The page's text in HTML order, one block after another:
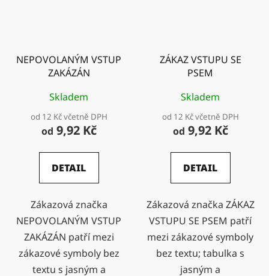
NEPOVOLANÝM VSTUP
ZAKÁZÁN
Skladem
od 12 Kč včetně DPH
od 9,92 Kč
DETAIL
Zákazová značka
NEPOVOLANÝM VSTUP
ZAKÁZÁN patří mezi
zákazové symboly bez
textu s jasným a
ZÁKAZ VSTUPU SE
PSEM
Skladem
od 12 Kč včetně DPH
od 9,92 Kč
DETAIL
Zákazová značka ZÁKAZ
VSTUPU SE PSEM patří
mezi zákazové symboly
bez textu; tabulka s
jasným a